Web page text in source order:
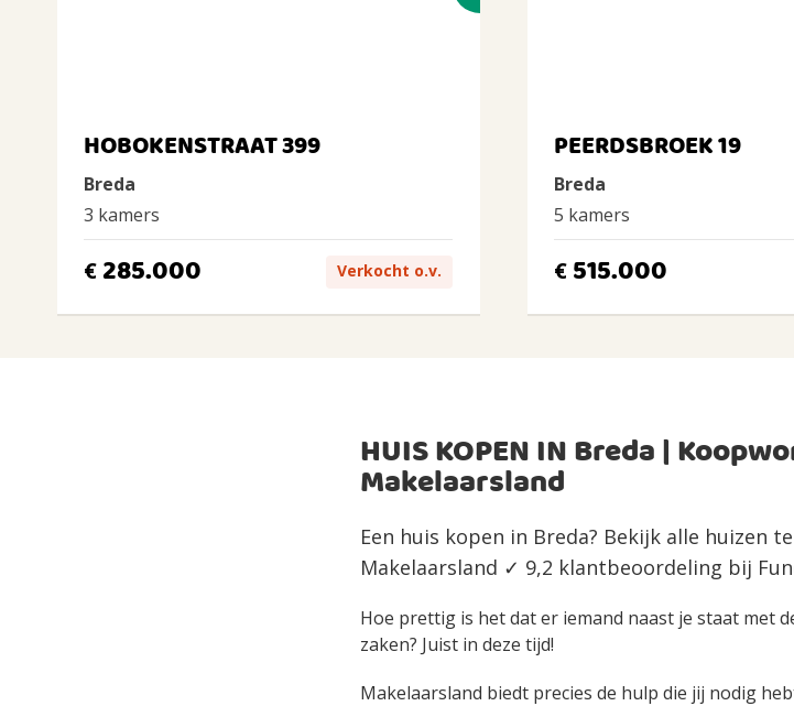
HOBOKENSTRAAT 399
Breda
3 kamers
€285.000 Verkocht o.v.
PEERDSBROEK 19
Breda
5 kamers
€515.000
HUIS KOPEN IN Breda |
Makelaarsland
Een huis kopen in Breda? Bekijk alle huizen
Makelaarsland ✓ 9,2 klantbeoordeling bij
Hoe prettig is het dat er iemand naast je staat met
zaken? Juist in deze tijd!
Makelaarsland biedt precies de hulp die jij nodig